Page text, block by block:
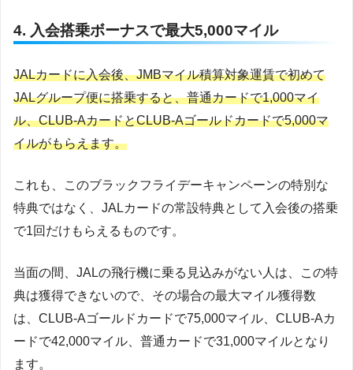
4. 入会搭乗ボーナスで最大5,000マイル
JALカードに入会後、JMBマイル積算対象運賃で初めて
JALグループ便に搭乗すると、普通カードで1,000マイ
ル、CLUB-AカードとCLUB-Aゴールドカードで5,000マ
イルがもらえます。
これも、このブラックフライデーキャンペーンの特別な
特典ではなく、JALカードの常設特典として入会後の搭乗
で1回だけもらえるものです。
当面の間、JALの飛行機に乗る見込みがない人は、この特
典は獲得できないので、その場合の最大マイル獲得数
は、CLUB-Aゴールドカードで75,000マイル、CLUB-Aカ
ードで42,000マイル、普通カードで31,000マイルとなり
ます。